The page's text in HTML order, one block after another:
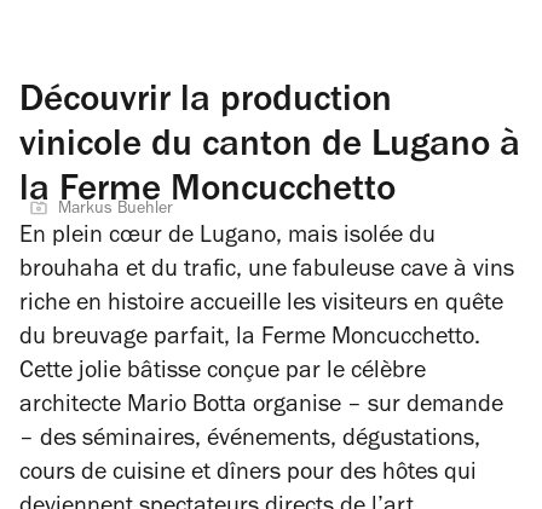
Découvrir la production
vinicole du canton de Lugano à
la Ferme Moncucchetto
Markus Buehler
En plein cœur de Lugano, mais isolée du
brouhaha et du trafic, une fabuleuse cave à vins
riche en histoire accueille les visiteurs en quête
du breuvage parfait, la Ferme Moncucchetto.
Cette jolie bâtisse conçue par le célèbre
architecte Mario Botta organise – sur demande
– des séminaires, événements, dégustations,
cours de cuisine et dîners pour des hôtes qui